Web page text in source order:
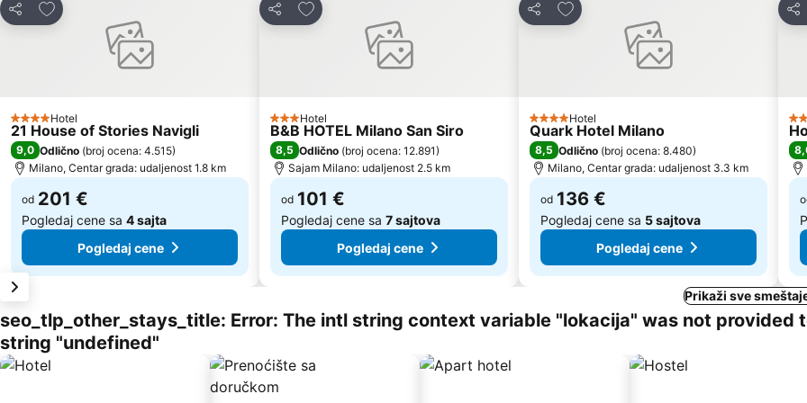
Deli
Dodati u favorite
4 Zvezdice
Hotel
21 House of Stories Navigli
9,0 Odlično (broj ocena: 4.515)
Milano, Centar grada: udaljenost 1.8 km
od 201 €
Pogledaj cene sa 4 sajta
Pogledaj cene
Deli
Dodati u favorite
3 Zvezdice
Hotel
B&B HOTEL Milano San Siro
8,5 Odlično (broj ocena: 12.891)
Sajam Milano: udaljenost 2.5 km
od 101 €
Pogledaj cene sa 7 sajtova
Pogledaj cene
Deli
Dodati u favorite
4 Zvezdice
Hotel
Quark Hotel Milano
8,5 Odlično (broj ocena: 8.480)
Milano, Centar grada: udaljenost 3.3 km
od 136 €
Pogledaj cene sa 5 sajtova
Pogledaj cene
Deli
4
Prikaži sve
seo_tlp_other_stays_title: Error: The intl string context variable "lokacija" was not provided
string "undefined"